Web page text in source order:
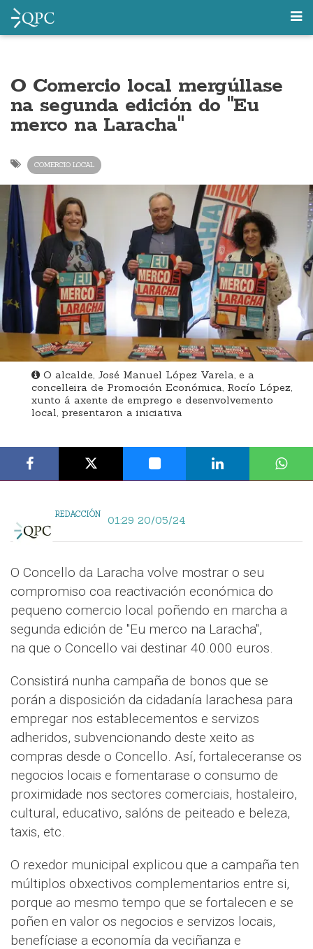
O Comercio local mergúllase
na segunda edición do "Eu
merco na Laracha"
COMERCIO LOCAL
O alcalde, José Manuel López Varela, e a
concelleira de Promoción Económica, Rocío López,
xunto á axente de emprego e desenvolvemento
local, presentaron a iniciativa
REDACCIÓN 01:29 20/05/24
O Concello da Laracha volve mostrar o seu
compromiso coa reactivación económica do
pequeno comercio local poñendo en marcha a
segunda edición de "Eu merco na Laracha",
na que o Concello vai destinar 40.000 euros.
Consistirá nunha campaña de bonos que se
porán a disposición da cidadanía larachesa para
empregar nos establecementos e servizos
adheridos, subvencionando deste xeito as
compras desde o Concello. Así, fortaleceranse os
negocios locais e fomentarase o consumo de
proximidade nos sectores comerciais, hostaleiro,
cultural, educativo, salóns de peiteado e beleza,
taxis, etc.
O rexedor municipal explicou que a campaña ten
múltiplos obxectivos complementarios entre si,
porque ao mesmo tempo que se fortalecen e se
poñen en valor os negocios e servizos locais,
benefíciase a economía da veciñanza e